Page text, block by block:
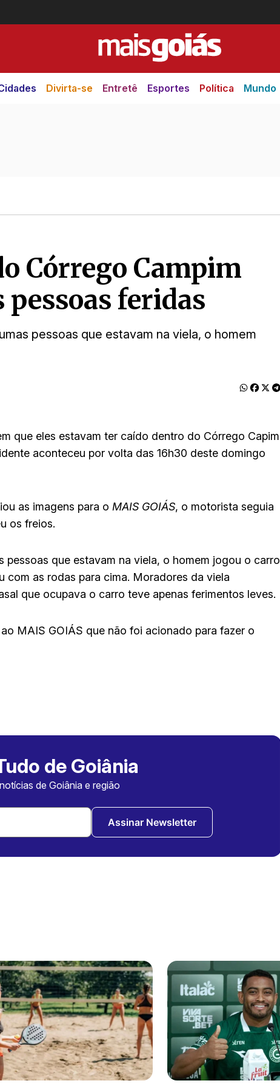
Divirta-se Entretê Esportes Política Mundo
Córrego Campim
pessoas feridas
pessoas que estavam na viela, o homem
que eles estavam ter caído dentro do Córrego Capim
aconteceu por volta das 16h30 deste domingo
as imagens para o MAIS GOIÁS, o motorista seguia
os freios.
pessoas que estavam na viela, o homem jogou o carro
as rodas para cima. Moradores da viela
que ocupava o carro teve apenas ferimentos leves.
MAIS GOIÁS que não foi acionado para fazer o
de Goiânia
de Goiânia e região
Assinar Newsletter